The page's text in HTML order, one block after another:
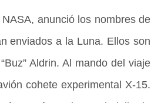
anunció los nombres de
enviados a la Luna. Ellos son
Aldrin. Al mando del viaje
cohete experimental X-15.